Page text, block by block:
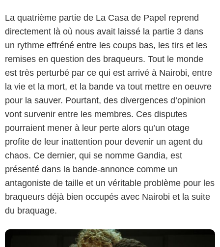
La quatrième partie de La Casa de Papel reprend
directement là où nous avait laissé la partie 3 dans
un rythme effréné entre les coups bas, les tirs et les
remises en question des braqueurs. Tout le monde
est très perturbé par ce qui est arrivé à Nairobi, entre
la vie et la mort, et la bande va tout mettre en oeuvre
pour la sauver. Pourtant, des divergences d’opinion
vont survenir entre les membres. Ces disputes
pourraient mener à leur perte alors qu’un otage
profite de leur inattention pour devenir un agent du
chaos. Ce dernier, qui se nomme Gandia, est
présenté dans la bande-annonce comme un
antagoniste de taille et un véritable problème pour les
braqueurs déjà bien occupés avec Nairobi et la suite
du braquage.
Netflix